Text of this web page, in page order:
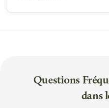
Questions
dans